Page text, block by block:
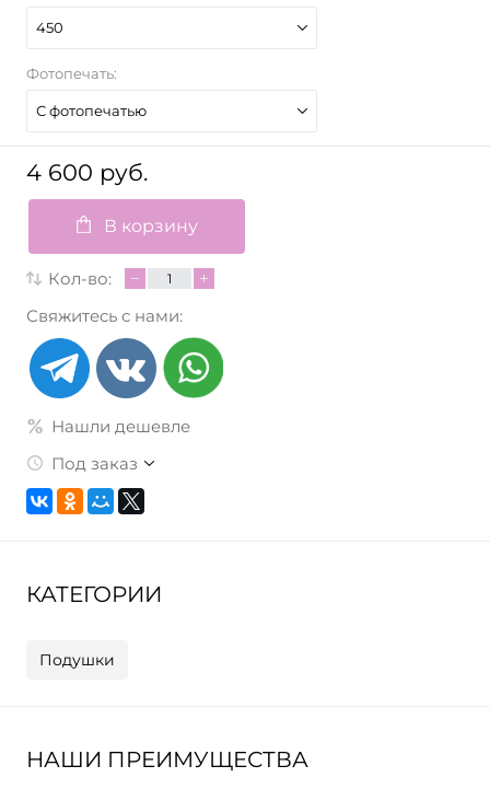
450
Фотопечать:
С фотопечатью
4 600 руб.
В корзину
Кол-во:
Свяжитесь с нами:
Нашли дешевле
Под заказ
КАТЕГОРИИ
Подушки
НАШИ ПРЕИМУЩЕСТВА